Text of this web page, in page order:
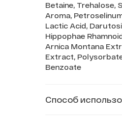
Betaine, Trehalose,
Aroma,
Lactic Acid,
Hippophae
Arnica Montana
Extract,
Benzoate
Способ